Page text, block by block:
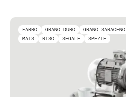
FARRO GRANO DURO GRANO SARACENO
MAIS
RISO SEGALE SPEZIE